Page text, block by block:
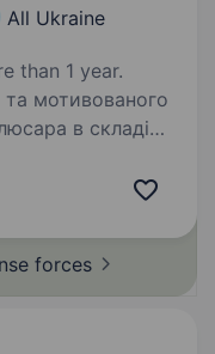
All Ukraine
than 1 year.
мотивованого
в складі
forces